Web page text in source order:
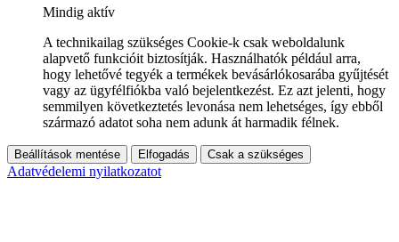
Mindig aktív
A technikailag szükséges Cookie-k csak weboldalunk
alapvető funkcióit biztosítják. Használhatók például arra,
hogy lehetővé tegyék a termékek bevásárlókosarába gyűjtését
vagy az ügyfélfiókba való bejelentkezést. Ez azt jelenti, hogy
semmilyen következtetés levonása nem lehetséges, így ebből
származó adatot soha nem adunk át harmadik félnek.
Beállítások mentése Elfogadás Csak a szükséges
Adatvédelemi nyilatkozatot